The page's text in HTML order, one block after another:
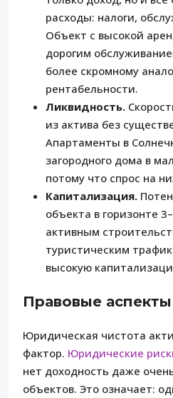
расходы: налоги,
Объект с высокой
дорогим
более скромному
рентабельности.
Ликвидность.
из актива без
Апартаменты в
загородного дома в
потому что спрос на
Капитализация.
объекта в горизонте
активным
туристическим
высокую
Правовые аспекты
Юридическая чистота
фактор. Юридические
нет доходность даже
объектов. Это означает: